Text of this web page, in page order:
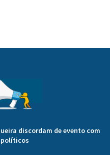
discordam de evento com